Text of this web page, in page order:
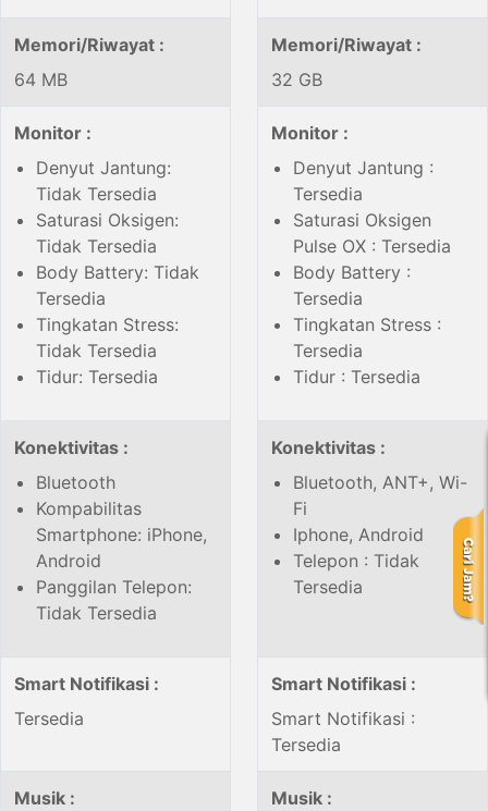
Memori/Riwayat :
64 MB
Memori/Riwayat :
32 GB
Monitor :
Denyut Jantung:
Tidak Tersedia
Saturasi Oksigen:
Tidak Tersedia
Body Battery: Tidak
Tersedia
Tingkatan Stress:
Tidak Tersedia
Tidur: Tersedia
Monitor :
Denyut Jantung :
Tersedia
Saturasi Oksigen
Pulse OX : Tersedia
Body Battery :
Tersedia
Tingkatan Stress :
Tersedia
Tidur : Tersedia
Konektivitas :
Bluetooth
Kompabilitas
Smartphone: iPhone,
Android
Panggilan Telepon:
Tidak Tersedia
Konektivitas :
Bluetooth, ANT+, Wi-
Fi
Iphone, Android
Telepon : Tidak
Tersedia
Smart Notifikasi :
Tersedia
Smart Notifikasi :
Smart Notifikasi :
Tersedia
Musik :
Musik :